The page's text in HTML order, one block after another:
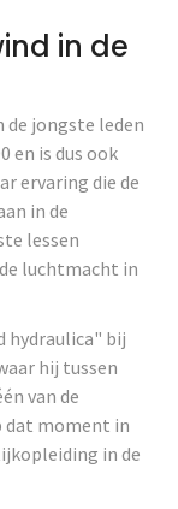
in de
de jongste leden
en is dus ook
ervaring die de
in de
lessen
luchtmacht in
hydraulica" bij
hij tussen
van de
dat moment in
in de